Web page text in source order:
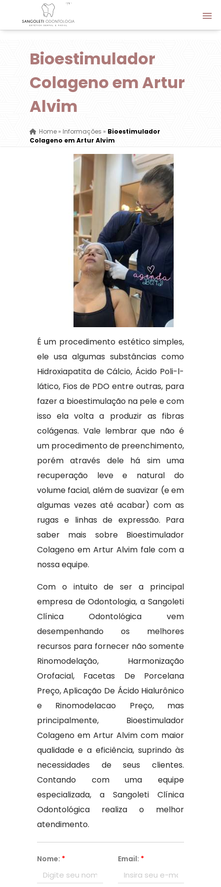
Bioestimulador
Colageno em Artur
Alvim
Home» Informações » Bioestimulador
Colageno em Artur Alvim
É um procedimento estético simples,
ele usa algumas substâncias como
Hidroxiapatita de Cálcio, Ácido Poli-l-
lático, Fios de PDO entre outras, para
fazer a bioestimulação na pele e com
isso ela volta a produzir as fibras
colágenas. Vale lembrar que não é
um procedimento de preenchimento,
porém através dele há sim uma
recuperação leve e natural do
volume facial, além de suavizar (e em
algumas vezes até acabar) com as
rugas e linhas de expressão. Para
saber mais sobre Bioestimulador
Colageno em Artur Alvim fale com a
nossa equipe.
Com o intuito de ser a principal
empresa de Odontologia, a Sangoleti
Clínica Odontológica vem
desempenhando os melhores
recursos para fornecer não somente
Rinomodelação, Harmonização
Orofacial, Facetas De Porcelana
Preço, Aplicação De Ácido Hialurônico
e Rinomodelacao Preço, mas
principalmente, Bioestimulador
Colageno em Artur Alvim com maior
qualidade e a eficiência, suprindo às
necessidades de seus clientes.
Contando com uma equipe
especializada, a Sangoleti Clínica
Odontológica realiza o melhor
atendimento.
Nome: * Email: *